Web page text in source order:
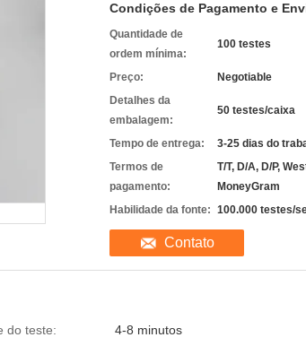
Condições de Pagamento e
Quantidade de
ordem mínima:
100 testes
Preço:
Negotiable
Detalhes da
embalagem:
50 testes/caixa
Tempo de entrega:
3-25 dias do
Termos de
pagamento:
T/T, D/A, D/P,
MoneyGram
Habilidade da fonte: 100.000 testes/
Contato
do teste: 4-8 minutos